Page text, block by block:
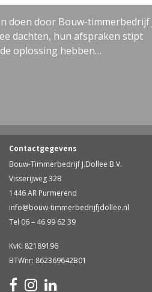
Bouw-timmerbedrijf J.
hun afspraken stipt
hebben…
Contactgegevens
Bouw-Timmerbedrijf J.Dollee B.V.
Visserijweg 32B
1446 AR Purmerend
info@bouw-timmerbedrijfjdollee.nl
Tel 06 – 46 99 62 39
KvK: 82189196
BTWnr: 862369642B01